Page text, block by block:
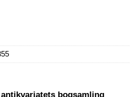
antikvariatets bogsamling